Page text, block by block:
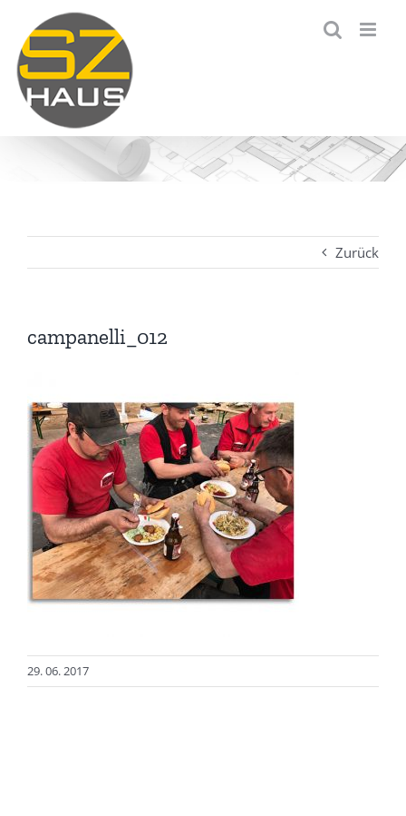
Inhalt
springen
Zurück
campanelli_012
29. 06. 2017